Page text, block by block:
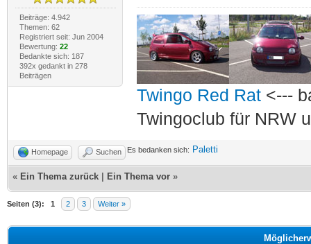
Beiträge: 4.942
Themen: 62
Registriert seit: Jun 2004
Bewertung: 22
Bedankte sich: 187
392x gedankt in 278
Beiträgen
Twingo Red Rat<---
Twingoclub für NRW
Homepage Suchen Es bedanken sich: Paletti
« Ein Thema zurück Ein Thema vor »
Seiten (3): 1 2 3 Weiter »